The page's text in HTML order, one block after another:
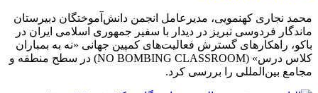
محمد نجاری کهنمویی، مدیرعامل انجمن دانش‌آموختگان دبیرستان
ماندگار فردوسی تبریز در دیدار با سفیر جمهوری اسلامی ایران در
باکو، راهکارهای گسترش فعالیت‌های کمپین جهانی «نه به بمباران
کلاس درس» (NO BOMBING CLASSROOM) در سطح منطقه و
مجامع بین‌المللی را بررسی کرد.